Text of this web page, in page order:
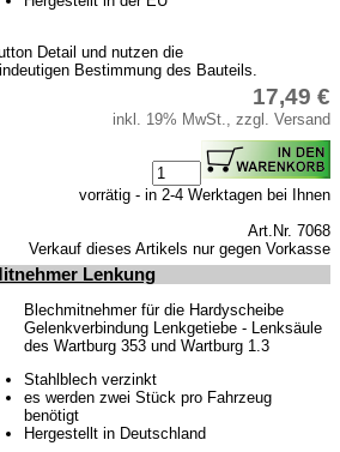
Detail und nutzen die
Bestimmung des Bauteils.
17,49 €
inkl. 19% MwSt., zzgl. Versand
vorrätig - in 2-4 Werktagen bei Ihnen
Art.Nr. 7068
Verkauf dieses Artikels nur gegen Vorkasse
Lenkung
Blechmitnehmer für die Hardyscheibe
Gelenkverbindung Lenkgetiebe - Lenksäule
des Wartburg 353 und Wartburg 1.3
Stahlblech verzinkt
es werden zwei Stück pro Fahrzeug
benötigt
Hergestellt in Deutschland